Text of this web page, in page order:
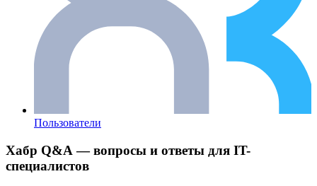
Пользователи
Хабр Q&A — вопросы и ответы для IT-
специалистов